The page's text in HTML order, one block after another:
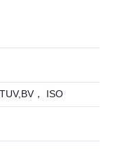
， ISO